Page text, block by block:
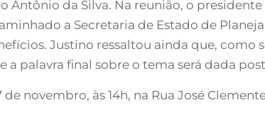
Antônio da Silva. Na reunião, o
a Secretaria de Estado de
Justino ressaltou ainda que, como
palavra final sobre o tema será dada
novembro, às 14h, na Rua José